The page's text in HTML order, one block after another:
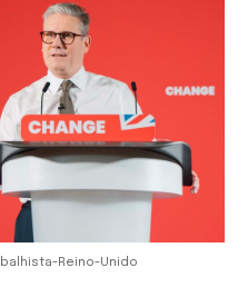
Reino-Unido